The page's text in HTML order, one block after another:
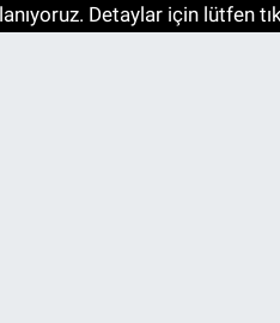
Detaylar için lütfen